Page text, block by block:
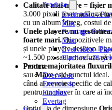
Produse
Evermusic -
Mac
Evertag -
Mac
Evervideo -
Flacbox -
Produse
Evervideo
Evermusic
Flacbox
Evertag
Calitate mai mare = fișier
3.000 pixeli poate adăuga
cu un album întreg, costul
Unele playere nu
foarte mari.Dispozitivele
și unele playere desktop
~1.500 px sau pot refuza să
Pentru majoritatea
sauMareeste punctul ideal.
când ai nevoie specific de
pentru un player în care ai
Opțiunea de dimensiune